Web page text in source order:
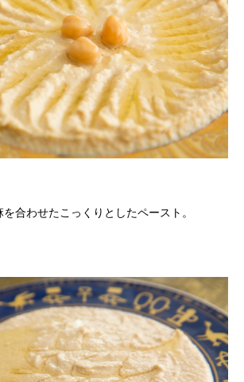
合わせたこっくりとしたペースト。